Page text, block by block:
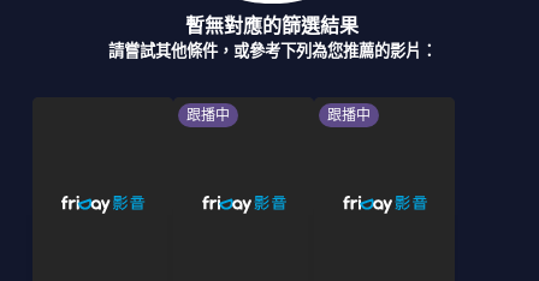
暫無對應的篩選結果
請嘗試其他條件，或參考下列為您推薦的影片：
跟播中 跟播中